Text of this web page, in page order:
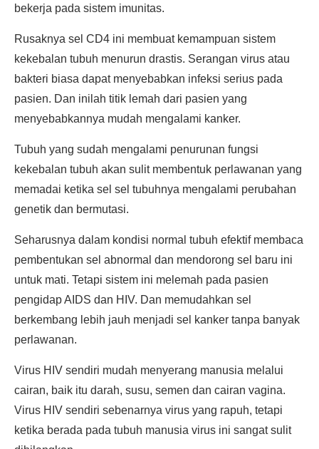
bekerja pada sistem imunitas.
Rusaknya sel CD4 ini membuat kemampuan sistem
kekebalan tubuh menurun drastis. Serangan virus atau
bakteri biasa dapat menyebabkan infeksi serius pada
pasien. Dan inilah titik lemah dari pasien yang
menyebabkannya mudah mengalami kanker.
Tubuh yang sudah mengalami penurunan fungsi
kekebalan tubuh akan sulit membentuk perlawanan yang
memadai ketika sel sel tubuhnya mengalami perubahan
genetik dan bermutasi.
Seharusnya dalam kondisi normal tubuh efektif membaca
pembentukan sel abnormal dan mendorong sel baru ini
untuk mati. Tetapi sistem ini melemah pada pasien
pengidap AIDS dan HIV. Dan memudahkan sel
berkembang lebih jauh menjadi sel kanker tanpa banyak
perlawanan.
Virus HIV sendiri mudah menyerang manusia melalui
cairan, baik itu darah, susu, semen dan cairan vagina.
Virus HIV sendiri sebenarnya virus yang rapuh, tetapi
ketika berada pada tubuh manusia virus ini sangat sulit